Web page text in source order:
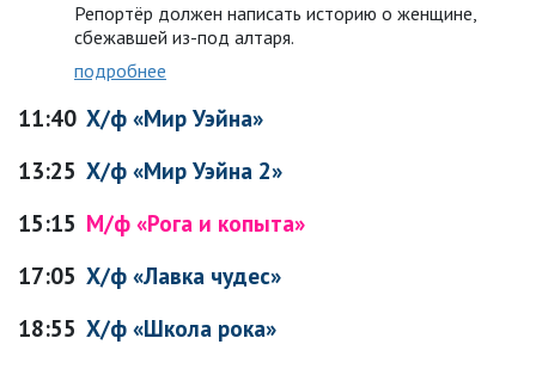
Репортёр должен написать историю о женщине,
сбежавшей из-под ​​алтаря.
подробнее
11:40 Х/ф «Мир Уэйна»
13:25 Х/ф «Мир Уэйна 2»
15:15 М/ф «Рога и копыта»
17:05 Х/ф «Лавка чудес»
18:55 Х/ф «Школа рока»